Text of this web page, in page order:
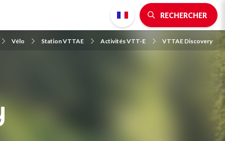
RECHERCHER
Vélo Station VTTAE Activités VTT-E VTTAE Discovery